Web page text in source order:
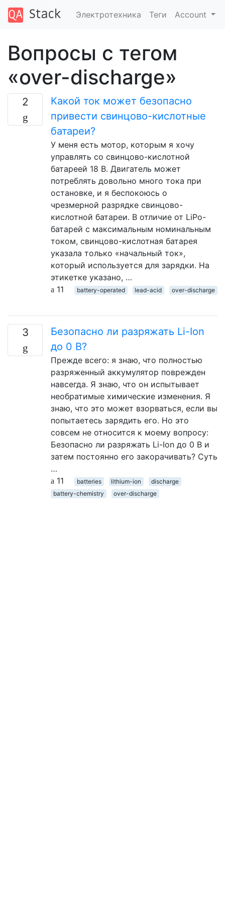
Электротехника Теги Account
Вопросы с тегом
«over-discharge»
2
Какой ток может безопасно
привести свинцово-кислотные
батареи?
У меня есть мотор, которым я хочу
управлять со свинцово-кислотной
батареей 18 В. Двигатель может
потреблять довольно много тока при
остановке, и я беспокоюсь о
чрезмерной разрядке свинцово-
кислотной батареи. В отличие от LiPo-
батарей с максимальным номинальным
током, свинцово-кислотная батарея
указала только «начальный ток»,
который используется для зарядки. На
этикетке указано, …
11
battery-operated lead-acid over-discharge
3
Безопасно ли разряжать Li-Ion
до 0 В?
Прежде всего: я знаю, что полностью
разряженный аккумулятор поврежден
навсегда. Я знаю, что он испытывает
необратимые химические изменения. Я
знаю, что это может взорваться, если вы
попытаетесь зарядить его. Но это
совсем не относится к моему вопросу:
Безопасно ли разряжать Li-Ion до 0 В и
затем постоянно его закорачивать? Суть
…
11
batteries lithium-ion
discharge
battery-chemistry
over-discharge